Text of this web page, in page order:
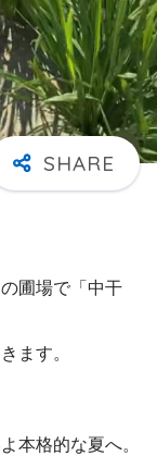
圃場で「中干
ます。
本格的な夏へ。